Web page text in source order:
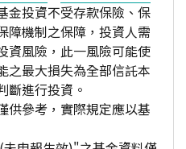
金投資不受存款保險、保
障機制之保障，投資人需
資風險，此一風險可能使
之最大損失為全部信託本
斷進行投資。
供參考，實際規定應以基